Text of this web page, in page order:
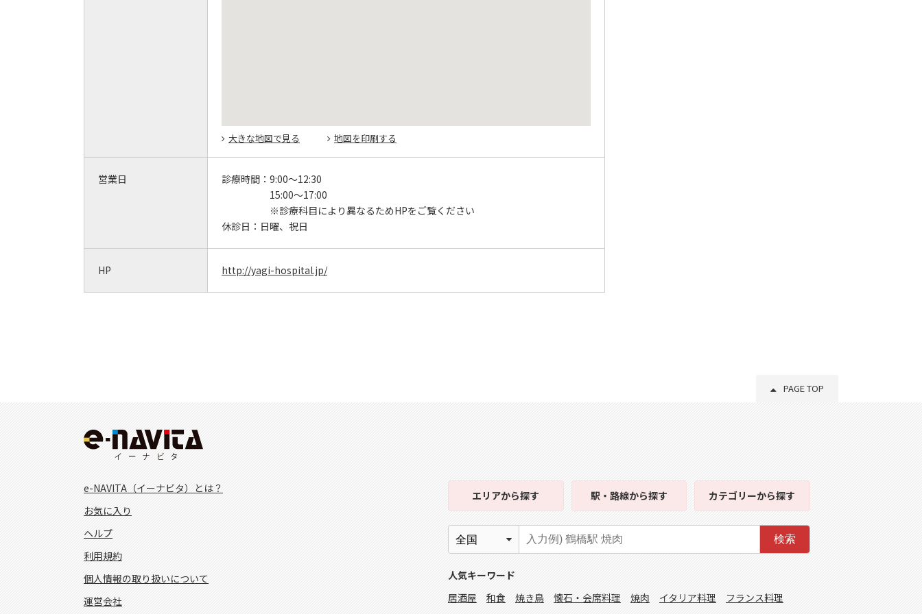
大きな地図で見る 地図を印刷する
営業日 診療時間： 9:00～12:30
15:00～17:00
※診療科目により異なるためHPをご覧ください
休診日： 日曜、祝日
HP http://yagi-hospital.jp/
PAGE TOP
e-NAVITA（イーナビタ）とは？
お気に入り
ヘルプ
利用規約
個人情報の取り扱いについて
運営会社
エリアから探す 駅・路線から探す カテゴリーから探す
検索
人気キーワード
居酒屋
和食 焼き鳥 懐石・会席料理 焼肉 イタリア料理
フランス料理